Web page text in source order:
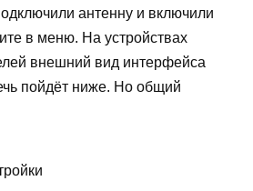
антенну и включили
в меню. На устройствах
внешний вид интерфейса
пойдёт ниже. Но общий